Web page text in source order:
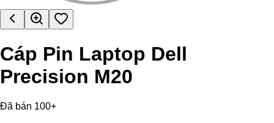
Cáp Pin Laptop Dell
Precision M20
Đã bán 100+